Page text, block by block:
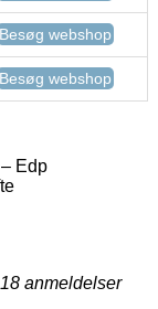
Besøg webshop
Besøg webshop
Edp
18 anmeldelser